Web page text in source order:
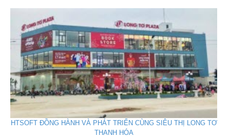
HTSOFT ĐỒNG HÀNH VÀ PHÁT TRIỂN CÙNG SIÊU THỊ LONG TƠ
THANH HÓA